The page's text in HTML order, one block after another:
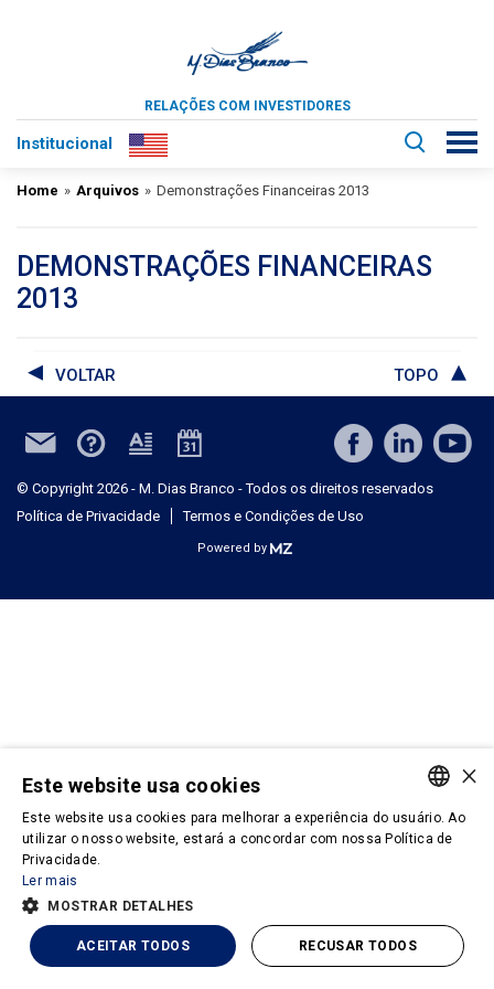
RELAÇÕES COM INVESTIDORES
Institucional
Home » Arquivos » Demonstrações Financeiras 2013
DEMONSTRAÇÕES FINANCEIRAS
2013
VOLTAR TOPO
© Copyright 2026 - M. Dias Branco - Todos os direitos reservados
Política de Privacidade
Termos e Condições de Uso
Powered by
PORTUGUESE
×
Este website usa cookies
Este website usa cookies para melhorar a experiência do usuário. Ao
utilizar o nosso website, estará a concordar com nossa Política de
Privacidade.
Ler mais
MOSTRAR DETALHES
ACEITAR TODOS RECUSAR TODOS